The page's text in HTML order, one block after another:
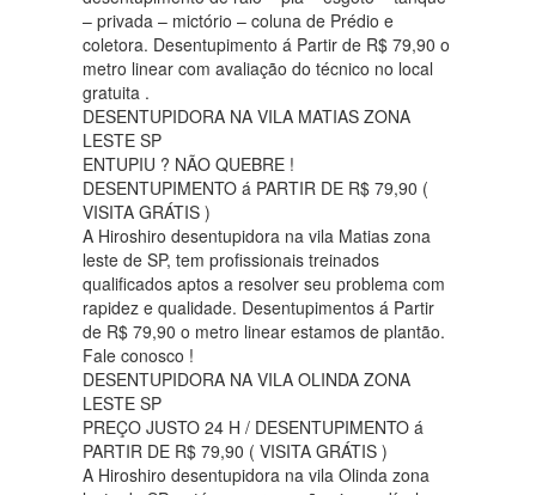
– privada – mictório – coluna de Prédio e
coletora. Desentupimento á Partir de R$ 79,90 o
metro linear com avaliação do técnico no local
gratuita .
DESENTUPIDORA NA VILA MATIAS ZONA
LESTE SP
ENTUPIU ? NÃO QUEBRE !
DESENTUPIMENTO á PARTIR DE R$ 79,90 (
VISITA GRÁTIS )
A Hiroshiro desentupidora na vila Matias zona
leste de SP, tem profissionais treinados
qualificados aptos a resolver seu problema com
rapidez e qualidade. Desentupimentos á Partir
de R$ 79,90 o metro linear estamos de plantão.
Fale conosco !
DESENTUPIDORA NA VILA OLINDA ZONA
LESTE SP
PREÇO JUSTO 24 H / DESENTUPIMENTO á
PARTIR DE R$ 79,90 ( VISITA GRÁTIS )
A Hiroshiro desentupidora na vila Olinda zona